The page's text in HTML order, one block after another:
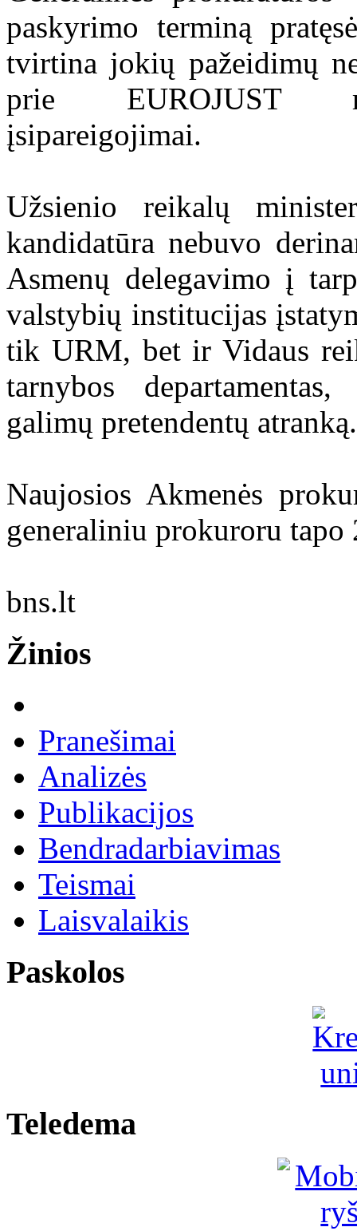
paskyrimo terminą
tvirtina jokių pažeidimų
prie EUROJUST
įsipareigojimai.
Užsienio reikalų
kandidatūra nebuvo
Asmenų delegavimo į
valstybių institucijas
tik URM, bet ir Vidaus
tarnybos
galimų pretendentų atranką.
Naujosios Akmenės
generaliniu prokuroru
bns.lt
Žinios
Pranešimai
Analizės
Publikacijos
Bendradarbiavimas
Teismai
Laisvalaikis
Paskolos
Teledema